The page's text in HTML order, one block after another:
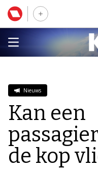
Nieuws
Kan een
de kop